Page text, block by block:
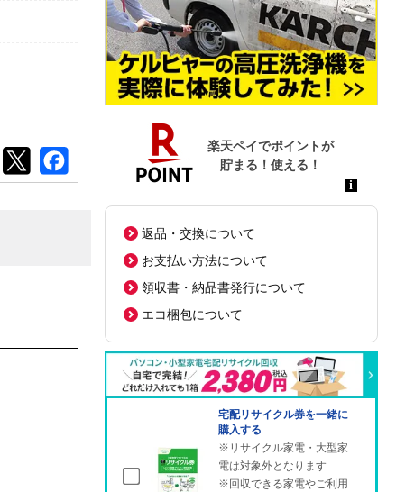
返品・交換について
お支払い方法について
領収書・納品書発行について
エコ梱包について
宅配リサイクル券を一緒に
購入する
※リサイクル家電・大型家
電は対象外となります
※回収できる家電やご利用